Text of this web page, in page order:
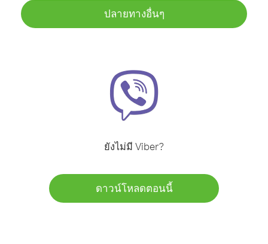
ปลายทางอื่นๆ
ยังไม่มี Viber?
ดาวน์โหลดตอนนี้